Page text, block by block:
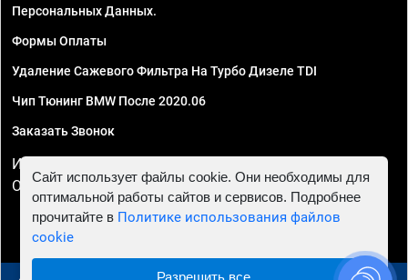
Персональных Данных.
Формы Оплаты
Удаление Сажевого Фильтра На Турбо Дизеле TDI
Чип Тюнинг BMW После 2020.06
Заказать Звонок
ИП Смирнов Георгий Павлович. ИНН 781302555843,
ОГРНИП 324470400032610
Сайт использует файлы cookie. Они необходимы для
оптимальной работы сайтов и сервисов. Подробнее
прочитайте в Политике использования файлов
cookie
Разрешить все